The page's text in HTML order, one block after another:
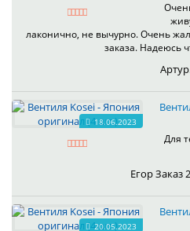
лаконично, не вычурно. Очень
заказа. Надеюсь
18.06.2023
Для
Егор Заказ
20.05.2023